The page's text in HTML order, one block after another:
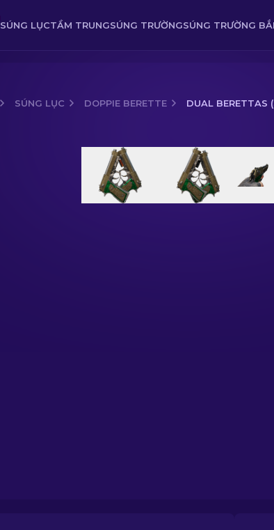
SÚNG LỤCTẦM TRUNGSÚNG TRƯỜNGSÚNG TRƯỜNG
SÚNG LỤC DOPPIE BERETTE DUAL BERETTAS
Dual Berettas (StatTrak™) | Royal Consorts